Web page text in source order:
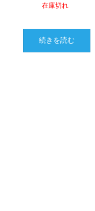
在庫切れ
続きを読む